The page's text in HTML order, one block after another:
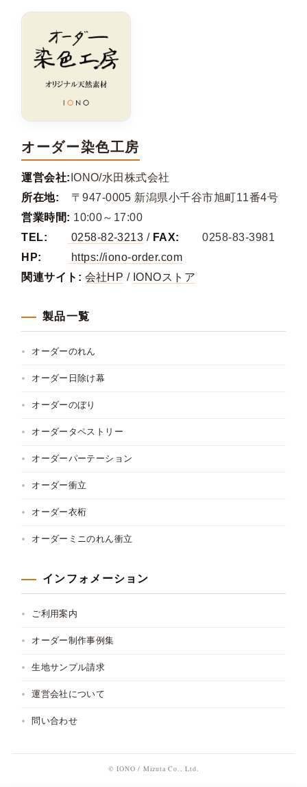
オーダー染色工房
運営会社: IONO/水田株式会社
所在地:
〒947-0005 新潟県小千谷市旭町11番4号
営業時間: 10:00～17:00
TEL:
0258-82-3213 / FAX:
0258-83-3981
HP:
https://iono-order.com
関連サイト: 会社HP / IONOストア
製品一覧
オーダーのれん
オーダー日除け幕
オーダーのぼり
オーダータペストリー
オーダーパーテーション
オーダー衝立
オーダー衣桁
オーダーミニのれん衝立
インフォメーション
ご利用案内
オーダー制作事例集
生地サンプル請求
運営会社について
問い合わせ